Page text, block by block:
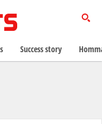
Success story